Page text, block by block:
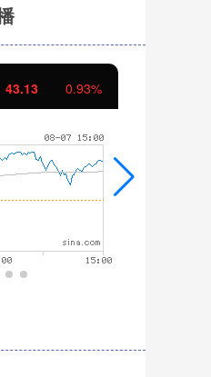
11.37 1.01%